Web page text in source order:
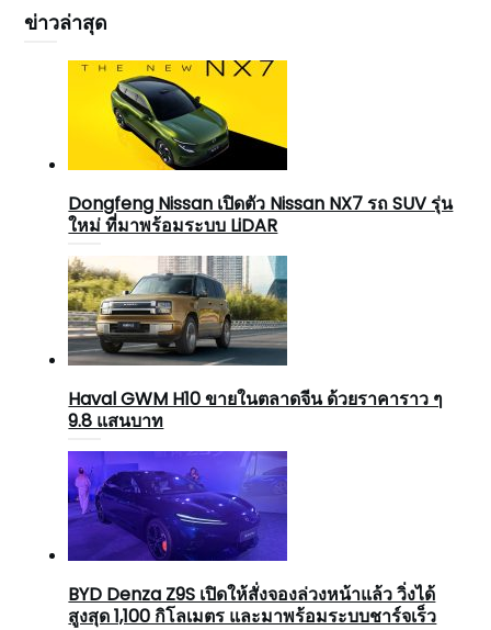
ข่าวล่าสุด
Dongfeng Nissan เปิดตัว Nissan NX7 รถ SUV รุ่น
ใหม่ ที่มาพร้อมระบบ LiDAR
Haval GWM H10 ขายในตลาดจีน ด้วยราคาราว ๆ
9.8 แสนบาท
BYD Denza Z9S เปิดให้สั่งจองล่วงหน้าแล้ว วิ่งได้
สูงสุด 1,100 กิโลเมตร และมาพร้อมระบบชาร์จเร็ว